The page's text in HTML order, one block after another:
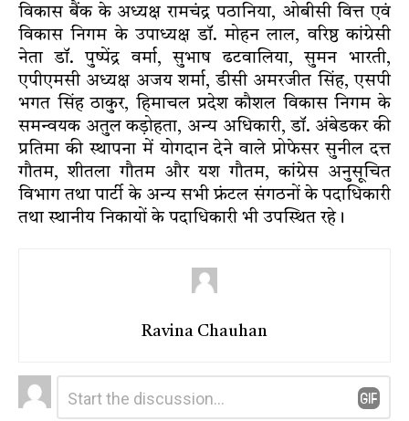
विकास बैंक के अध्यक्ष रामचंद्र पठानिया, ओबीसी वित्त एवं
विकास निगम के उपाध्यक्ष डॉ. मोहन लाल, वरिष्ठ कांग्रेसी
नेता डॉ. पुष्पेंद्र वर्मा, सुभाष ढटवालिया, सुमन भारती,
एपीएमसी अध्यक्ष अजय शर्मा, डीसी अमरजीत सिंह, एसपी
भगत सिंह ठाकुर, हिमाचल प्रदेश कौशल विकास निगम के
समन्वयक अतुल कड़ोहता, अन्य अधिकारी, डॉ. अंबेडकर की
प्रतिमा की स्थापना में योगदान देने वाले प्रोफेसर सुनील दत्त
गौतम, शीतला गौतम और यश गौतम, कांग्रेस अनुसूचित
विभाग तथा पार्टी के अन्य सभी फ्रंटल संगठनों के पदाधिकारी
तथा स्थानीय निकायों के पदाधिकारी भी उपस्थित रहे।
Ravina Chauhan
Leave
a
Comment